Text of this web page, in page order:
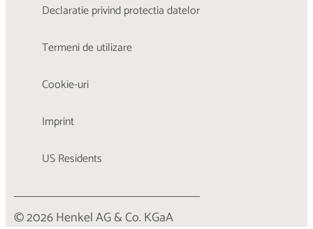
Declaratie privind protectia datelor
Termeni de utilizare
Cookie-uri
Imprint
US Residents
© 2026 Henkel AG & Co. KGaA